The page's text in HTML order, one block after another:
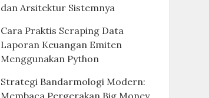
dan Arsitektur Sistemnya
Cara Praktis Scraping Data
Laporan Keuangan Emiten
Menggunakan Python
Strategi Bandarmologi Modern:
Membaca Pergerakan Big Money